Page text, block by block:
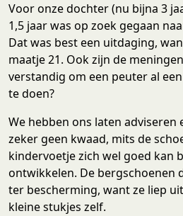
Voor onze dochter (nu bijna 3
1,5 jaar was op zoek gegaan
Dat was best een uitdaging,
maatje 21. Ook zijn de
verstandig om een peuter al een
te doen?
We hebben ons laten adviseren
zeker geen kwaad, mits de
kindervoetje zich wel goed kan
ontwikkelen. De bergschoenen
ter bescherming, want ze liep
kleine stukjes zelf.